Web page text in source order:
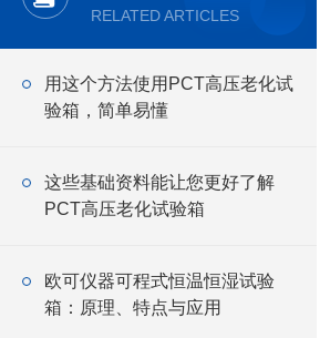
RELATED ARTICLES
用这个方法使用PCT高压老化试
验箱，简单易懂
这些基础资料能让您更好了解
PCT高压老化试验箱
欧可仪器可程式恒温恒湿试验
箱：原理、特点与应用